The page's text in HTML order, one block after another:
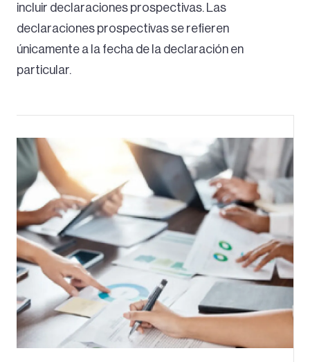
incluir declaraciones prospectivas. Las
declaraciones prospectivas se refieren
únicamente a la fecha de la declaración en
particular.